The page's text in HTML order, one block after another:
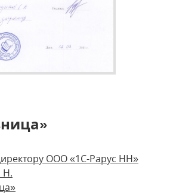
ООО «1С-Рарус НН»
Н.